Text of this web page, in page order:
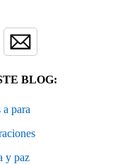
BLOG:
para
y paz